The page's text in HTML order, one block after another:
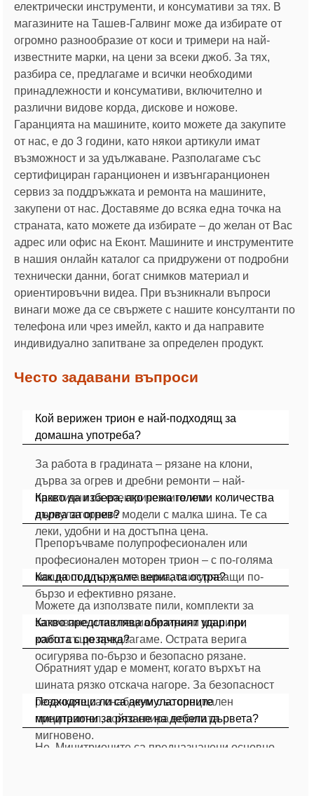
електрически инструменти, и консумативи за тях. В
магазините на Ташев-Галвинг може да избирате от
огромно разнообразие от коси и тримери на най-
известните марки, на цени за всеки джоб. За тях,
разбира се, предлагаме и всички необходими
принадлежности и консумативи, включително и
различни видове корда, дискове и ножове.
Гаранцията на машините, които можете да закупите
от нас, е до 3 години, като някои артикули имат
възможност и за удължаване. Разполагаме със
сертифициран гаранционен и извънгаранционен
сервиз за поддръжката и ремонта на машините,
закупени от нас. Доставяме до всяка една точка на
страната, като можете да избирате – до желан от Вас
адрес или офис на Еконт. Машините и инструментите
в нашия онлайн каталог са придружени от подробни
технически данни, богат снимков материал и
ориентировъчни видеа. При възникнали въпроси
винаги може да се свържете с нашите консултанти по
телефона или чрез имейл, както и да направите
индивидуално запитване за определен продукт.
Често задавани въпроси
Кой верижен трион е най-подходящ за
домашна употреба?
За работа в градината – рязане на клони,
дърва за огрев и дребни ремонти – най-
практични са електрическите или
акумулаторните модели с малка шина. Те са
леки, удобни и на достъпна цена.
Какво да избера, ако режа големи количества
дърва за огрев?
Препоръчваме полупрофесионален или
професионален моторен трион – с по-голяма
мощност и по-дълга шина, осигуряващи по-
бързо и ефективно рязане.
Как да поддържаме веригата остра?
Можете да използвате пили, комплекти за
заточване или специализирани машини,
които също предлагаме. Острата верига
осигурява по-бързо и безопасно рязане.
Какво представлява обратният удар при
работа с резачка?
Обратният удар е момент, когато върхът на
шината рязко отскача нагоре. За безопасност
резачките са снабдени със специален
предпазител, който спира веригата
мигновено.
Подходящи ли са акумулаторните
минитриони за рязане на дебели дървета?
Не. Минитрионите са предназначени основно